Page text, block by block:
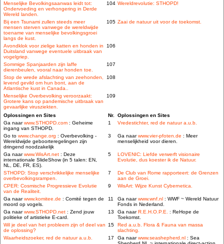
Menselijke Bevolkingsaanwas leidt tot:
Ondervoeding en verhongering in Derde
Wereld landen.
104 Wereldrevolutie: STHOPD!
Bij een Tsunami zullen steeds meer
mensen sterven vanwege de wereldwijde
toename van menselijke bevolkingsgroei
langs de kust.
105 Zaai de natuur uit voor de toekomst.
Avondklok voor zielige katten en honden in
Duitsland vanwege eventuele uitbraak van
vogelgriep.
106
Sommige Spanjaarden zijn laffe
dierenbeulen, vooral naar honden toe.
107
Stop de wrede afslachting van zeehonden,
levend gevild om hun bont, aan de
Atlantische kust in Canada..
108
Menselijke Overbevolking veroorzaakt:
Grotere kans op pandemische uitbraak van
gevaarlijke virusziekten.
109
Oplossingen en Sites Nr. Oplossingen en Sites
Ga naarwww.STHOPD.com : Geheime
ingang van STHOPD.
1 Vredestichter, red de natuur a.u.b.
Go to www.change.org : Overbevolking -
Wereldwijde geboorteregelingen zijn
dringend noodzakelijk
3 Ga naarwww.vier-pfoten.de : Meer
menselijkheid voor dieren.
Ga naarwww.WisArt.net : Deze
internationale SlideShow (in 5 talen: EN,
NL, DE, FR, ES).
5
LOVENIC: Liefde verwerft visionaire
Evolutie, dus koester ik de Natuur.
STHOPD: Stop verschrikkelijke menselijke
overbevolkingsrampen.
7
De Club van Rome rapporteert: de Grenzen
aan de Groei.
CPER: Cosmische Progressieve Evolutie
van de Realiteit.
9 WisArt: Wijze Kunst Cybernetica.
Ga naarwww.komitee.de : Comité tegen de
moord op vogels.
11 Ga naarwww.wnf.nl : WWF ~ Wereld Natuur
Fonds in Nederland.
Ga naarwww.STHOPD.net : Zend jouw
politieke of artistieke E-card.
13 Ga naarR.E.H.O.P.E. : ReHope de
Toekomst.
Wil je deel van het probleem zijn of deel van
de oplossing?
15
Red a.u.b. Flora & Fauna van massa
slachting.
Waarheidszoeker, red de natuur a.u.b.
17 Ga naarwww.seashepherd.nl : Sea